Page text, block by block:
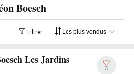
Boesch
Filtrer
Les Jardins
3